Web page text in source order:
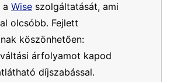
a Wise szolgáltatását, ami
olcsóbb. Fejlett
köszönhetően:
árfolyamot kapod
díjszabással.